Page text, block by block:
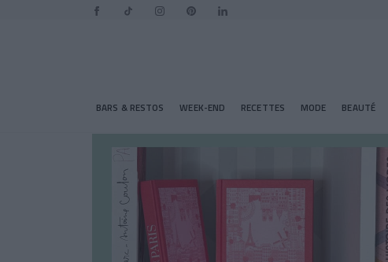
BARS & RESTOS WEEK-END RECETTES MODE BEAUTÉ